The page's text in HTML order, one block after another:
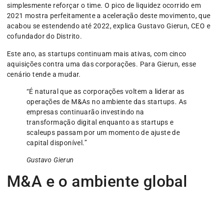
simplesmente reforçar o time. O pico de liquidez ocorrido em
2021 mostra perfeitamente a aceleração deste movimento, que
acabou se estendendo até 2022, explica Gustavo Gierun, CEO e
cofundador do Distrito.
Este ano, as startups continuam mais ativas, com cinco
aquisições contra uma das corporações. Para Gierun, esse
cenário tende a mudar.
“É natural que as corporações voltem a liderar as
operações de M&As no ambiente das startups. As
empresas continuarão investindo na
transformação digital enquanto as startups e
scaleups passam por um momento de ajuste de
capital disponível.”
Gustavo Gierun
M&A e o ambiente global